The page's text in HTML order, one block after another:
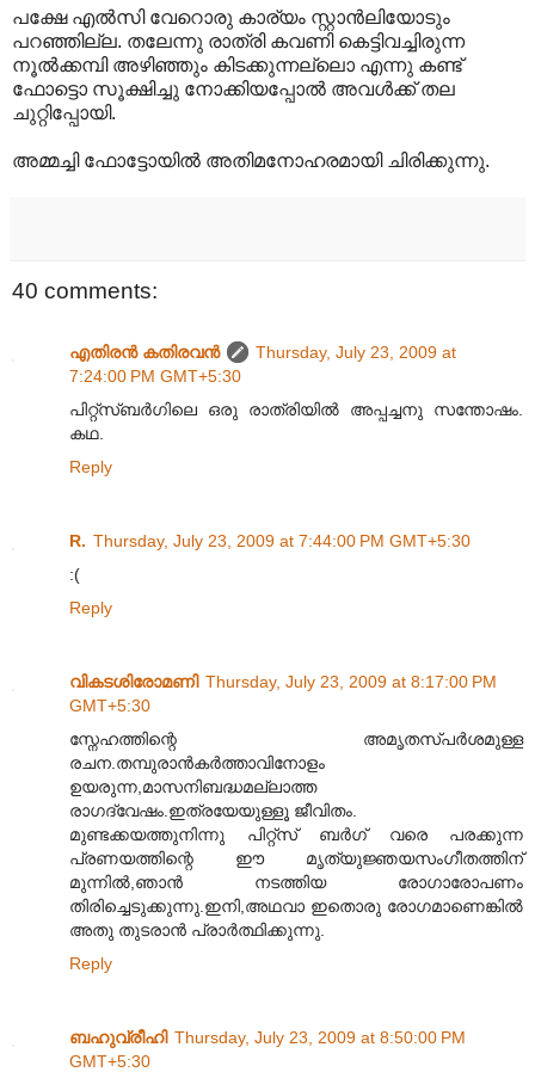
പക്ഷേ എൽസി വേറൊരു കാര്യം സ്റ്റാൻലിയോടും
പറഞ്ഞില്ല. തലേന്നു രാത്രി കവണി കെട്ടിവച്ചിരുന്ന
നൂൽക്കമ്പി അഴിഞ്ഞും കിടക്കുന്നല്ലൊ എന്നു കണ്ട്
ഫോട്ടൊ സൂക്ഷിച്ചു നോക്കിയപ്പോൽ അവൾക്ക് തല
ചുറ്റിപ്പോയി.
അമ്മച്ചി ഫോട്ടോയിൽ അതിമനോഹരമായി ചിരിക്കുന്നു.
40 comments:
എതിരന്‍ കതിരവന്‍
Thursday, July 23, 2009 at
7:24:00 PM GMT+5:30
പിറ്റ്സ്ബർഗിലെ ഒരു രാത്രിയിൽ അപ്പച്ചനു സന്തോഷം.
കഥ.
Reply
R. Thursday, July 23, 2009 at 7:44:00 PM GMT+5:30
:(
Reply
വികടശിരോമണി Thursday, July 23, 2009 at 8:17:00 PM
GMT+5:30
സ്നേഹത്തിന്റെ അമൃതസ്പർശമുള്ള
രചന.തമ്പുരാൻ‌കർത്താവിനോളം
ഉയരുന്ന,മാസനിബദ്ധമല്ലാത്ത
രാഗദ്വേഷം.ഇത്രയേയുള്ളൂ ജീവിതം.
മുണ്ടക്കയത്തുനിന്നു പിറ്റ്സ് ബർഗ് വരെ പരക്കുന്ന
പ്രണയത്തിന്റെ ഈ മൃത്യുജ്ഞയസംഗീതത്തിന്
മുന്നിൽ,ഞാൻ നടത്തിയ രോഗാരോപണം
തിരിച്ചെടുക്കുന്നു.ഇനി,അഥവാ ഇതൊരു രോഗമാണെങ്കിൽ
അതു തുടരാൻ പ്രാർത്ഥിക്കുന്നു.
Reply
ബഹുവ്രീഹി Thursday, July 23, 2009 at 8:50:00 PM
GMT+5:30